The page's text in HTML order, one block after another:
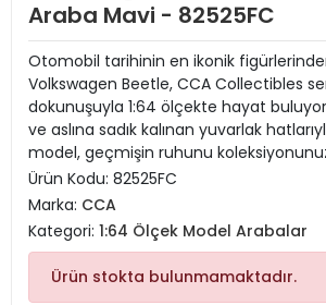
Araba Mavi - 82525FC
Otomobil tarihinin en ikonik
Volkswagen Beetle, CCA Collectibles
dokunuşuyla 1:64 ölçekte hayat
ve aslına sadık kalınan yuvarlak
model, geçmişin ruhunu
Ürün Kodu: 82525FC
Marka: CCA
Kategori: 1:64 Ölçek Model Arabalar
Ürün stokta bulunmamaktadır.